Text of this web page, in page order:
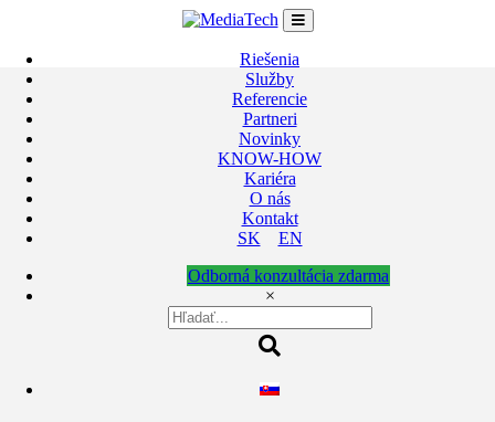
Riešenia
Služby
Referencie
Partneri
Novinky
KNOW-HOW
Kariéra
O nás
Kontakt
SK
EN
Odborná konzultácia zdarma
×